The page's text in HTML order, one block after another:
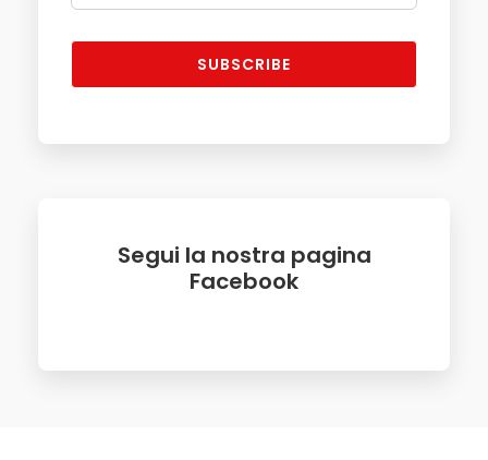
SUBSCRIBE
Segui la nostra pagina
Facebook